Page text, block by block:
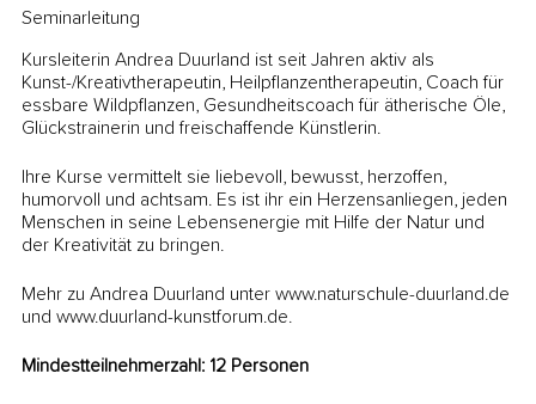
Seminarleitung
Kursleiterin Andrea Duurland ist seit Jahren aktiv als
Kunst-/Kreativtherapeutin, Heilpflanzentherapeutin, Coach für
essbare Wildpflanzen, Gesundheitscoach für ätherische Öle,
Glückstrainerin und freischaffende Künstlerin.
Ihre Kurse vermittelt sie liebevoll, bewusst, herzoffen,
humorvoll und achtsam. Es ist ihr ein Herzensanliegen, jeden
Menschen in seine Lebensenergie mit Hilfe der Natur und
der Kreativität zu bringen.
Mehr zu Andrea Duurland unter www.naturschule-duurland.de
und www.duurland-kunstforum.de.
Mindestteilnehmerzahl: 12 Personen